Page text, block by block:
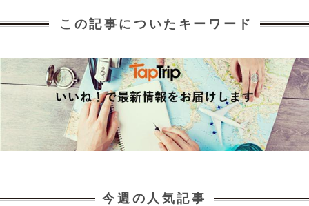
この記事についたキーワード
今週の人気記事